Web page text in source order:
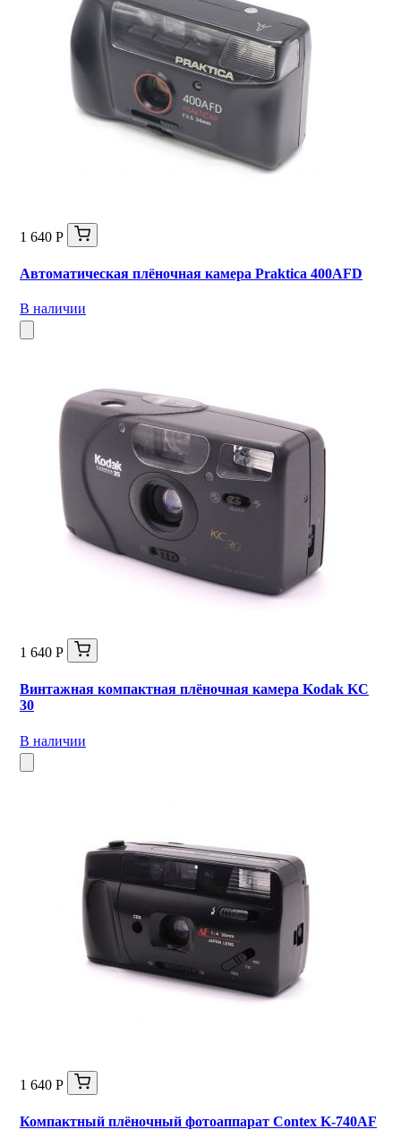
1 640 Р
Автоматическая плёночная камера Praktica 400AFD
В наличии
1 640 Р
Винтажная компактная плёночная камера Kodak KC
30
В наличии
1 640 Р
Компактный плёночный фотоаппарат Contex K-740AF